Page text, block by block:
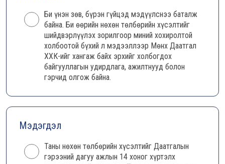
Би үнэн зөв, бүрэн гүйцэд мэдүүлснээ баталж
байна. Би өөрийн нөхөн төлбөрийн хүсэлтийг
шийдвэрлүүлэх зорилгоор миний хохиролтой
холбоотой бүхий л мэдээллээр Мөнх Даатгал
ХХК-ийг хангаж байх эрхийг холбогдох
байгууллагын удирдлага, ажилтнууд болон
гэрчид олгож байна.
Мэдэгдэл
Таны нөхөн төлбөрийн хүсэлтийг Даатгалын
гэрээний дагуу ажлын 14 хоног хүртэлх